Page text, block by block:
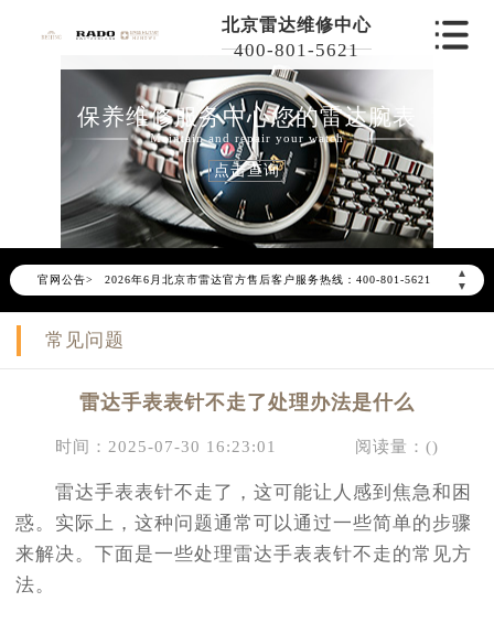
北京雷达维修中心
400-801-5621
保养维修服务中心您的雷达腕表
Maintain and repair your watch
点击查询
官网公告>
▲
▼
2026年6月雷达北京市售后服务网络优化升级公告
2026年6月北京市雷达官方售后客户服务热线：400-801-5621
2026年6月雷达售后服务中心最新网点地址：
常见问题
雷达手表表针不走了处理办法是什么
时间：2025-07-30 16:23:01 阅读量：()
雷达手表表针不走了，这可能让人感到焦急和困
惑。实际上，这种问题通常可以通过一些简单的步骤
来解决。下面是一些处理雷达手表表针不走的常见方
法。